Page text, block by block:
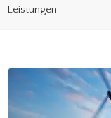
Leistungen